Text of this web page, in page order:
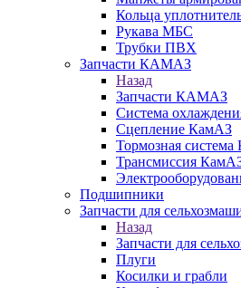
Кольца
Рукава МБС
Трубки ПВХ
Запчасти КАМАЗ
Назад
Запчасти КАМАЗ
Система
Сцепление КамАЗ
Тормозная
Трансмиссия
Подшипники
Запчасти для
Назад
Запчасти для
Плуги
Косилки и грабли